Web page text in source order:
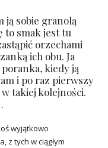
ją sobie granolą
to smak jest tu
orzechami
ich obu. Ja
kiedy ją
i po raz pierwszy
w takiej kolejności.
wyjątkowo
z tych w ciągłym